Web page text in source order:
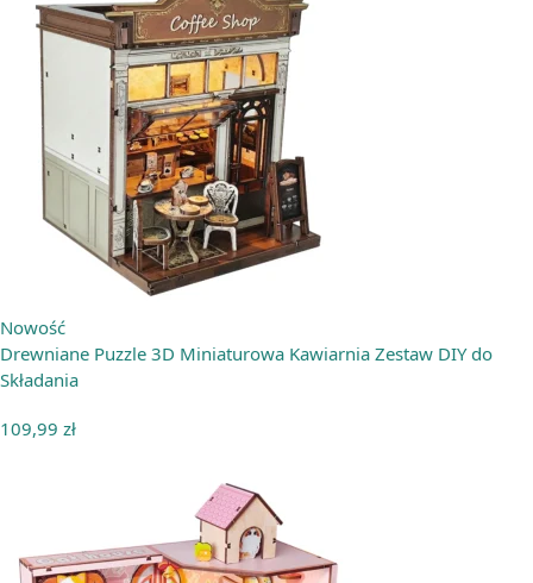
Nowość
Drewniane Puzzle 3D Miniaturowa Kawiarnia Zestaw DIY do
Składania
109,99 zł